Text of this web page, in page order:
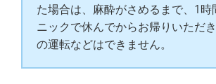
た場合は、麻酔がさめるまで、1時
ニックで休んでからお帰りいただ
の運転などはできません。